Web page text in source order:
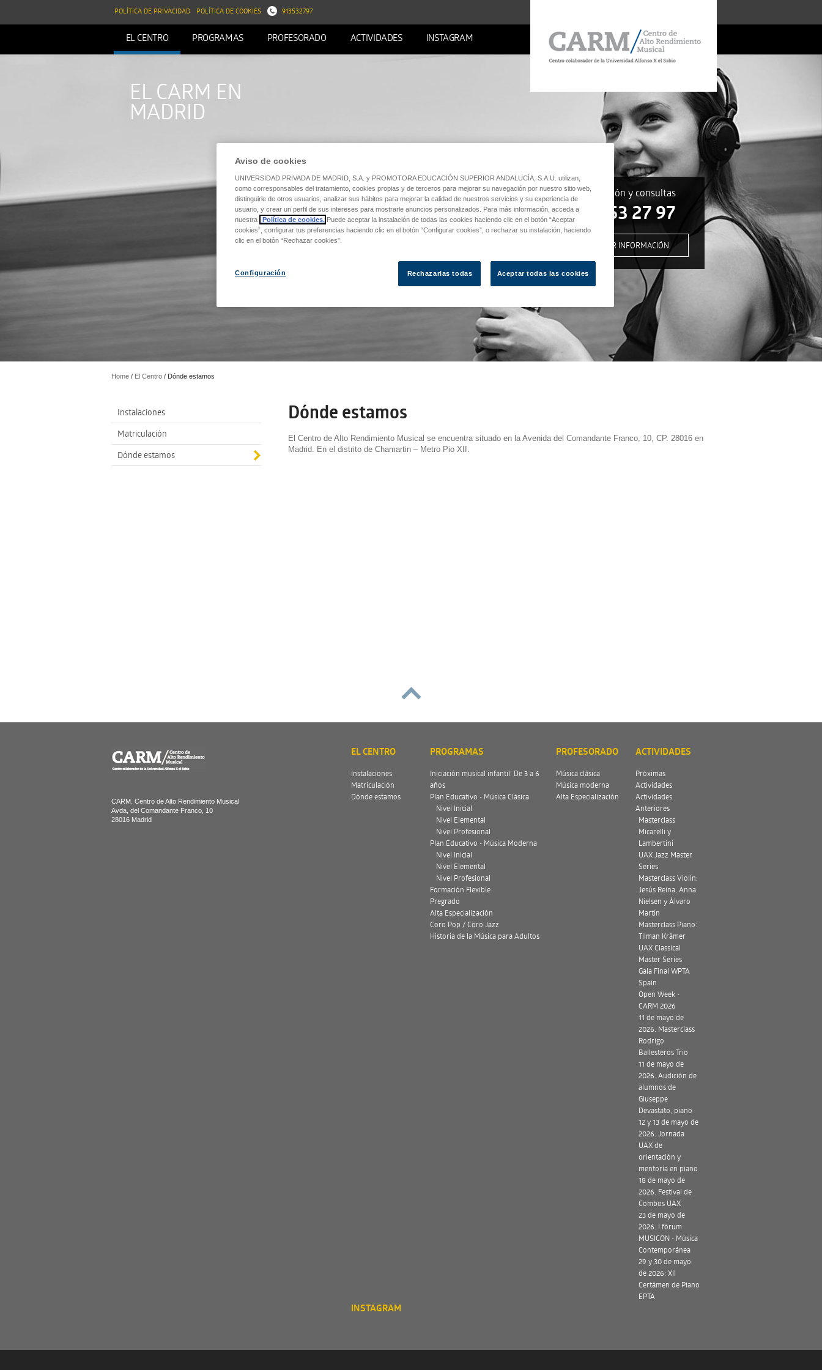
POLÍTICA DE PRIVACIDAD POLÍTICA DE COOKIES 913532797
EL CENTRO PROGRAMAS PROFESORADO ACTIVIDADES INSTAGRAM
Información y consultas
91 353 27 97
SOLICITAR INFORMACIÓN
EL CARM EN
MADRID
Home / El Centro / Dónde estamos
Instalaciones
Matriculación
Dónde estamos
Dónde estamos
El Centro de Alto Rendimiento Musical se encuentra situado en la Avenida del Comandante Franco, 10, CP. 28016 en
Madrid. En el distrito de Chamartin – Metro Pio XII.
CARM. Centro de Alto Rendimiento Musical
Avda, del Comandante Franco, 10
28016 Madrid
EL CENTRO
Instalaciones
Matriculación
Dónde estamos
PROGRAMAS
Iniciación musical infantil: De 3 a 6
años
Plan Educativo - Música Clásica
Nivel Inicial
Nivel Elemental
Nivel Profesional
Plan Educativo - Música Moderna
Nivel Inicial
Nivel Elemental
Nivel Profesional
Formación Flexible
Pregrado
Alta Especialización
Coro Pop / Coro Jazz
Historia de la Música para Adultos
PROFESORADO
Música clásica
Música moderna
Alta Especialización
ACTIVIDADES
Próximas
Actividades
Actividades
Anteriores
Masterclass
Micarelli y
Lambertini
UAX Jazz Master
Series
Masterclass Violín:
Jesús Reina, Anna
Nielsen y Álvaro
Martín
Masterclass Piano:
Tilman Krämer
UAX Classical
Master Series
Gala Final WPTA
Spain
Open Week -
CARM 2026
11 de mayo de
2026. Masterclass
Rodrigo
Ballesteros Trio
11 de mayo de
2026. Audición de
alumnos de
Giuseppe
Devastato, piano
12 y 13 de mayo de
2026. Jornada
UAX de
orientación y
mentoría en piano
18 de mayo de
2026. Festival de
Combos UAX
23 de mayo de
2026: I fórum
MUSICON - Música
Contemporánea
29 y 30 de mayo
de 2026: XII
Certámen de Piano
EPTA
INSTAGRAM
Aviso de cookies
UNIVERSIDAD PRIVADA DE MADRID, S.A. y PROMOTORA EDUCACIÓN SUPERIOR ANDALUCÍA, S.A.U. utilizan,
como corresponsables del tratamiento, cookies propias y de terceros para mejorar su navegación por nuestro sitio web,
distinguirle de otros usuarios, analizar sus hábitos para mejorar la calidad de nuestros servicios y su experiencia de
usuario, y crear un perfil de sus intereses para mostrarle anuncios personalizados. Para más información, acceda a
nuestra
Política de cookies. Puede aceptar la instalación de todas las cookies haciendo clic en el botón “Aceptar
cookies”, configurar tus preferencias haciendo clic en el botón “Configurar cookies”, o rechazar su instalación, haciendo
clic en el botón “Rechazar cookies”.
Rechazarlas todas Aceptar todas las cookies
Configuración